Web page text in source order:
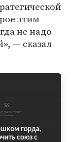
этим
не надо
— сказал
горда,
союз с